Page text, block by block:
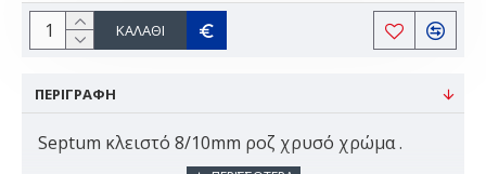
ΚΑΛΆΘΙ
ΠΕΡΙΓΡΑΦΗ
Septum κλειστό 8/10mm ροζ χρυσό χρώμα .